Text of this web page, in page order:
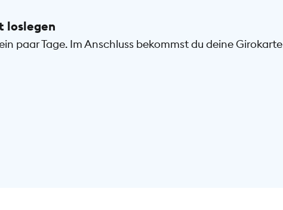
loslegen
paar Tage. Im Anschluss bekommst du deine Girokarte